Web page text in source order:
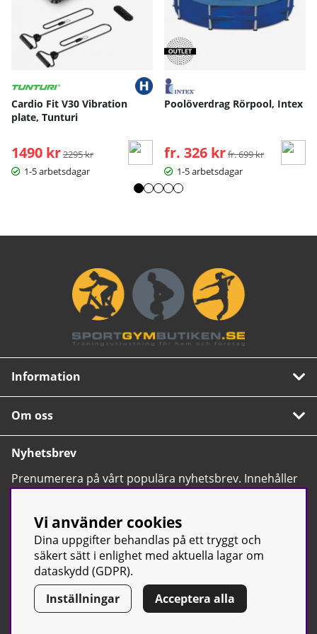
Cardio Fit V30 Vibration
plate, Tunturi
1490 kr Ordinarie pris:
2295 kr
1-5 arbetsdagar
Poolöverdrag Rörpool, Intex
fr. 326 kr Ordinarie pris:
fr. 699 kr
1-5 arbetsdagar
Information
Om oss
Nyhetsbrev
Prenumerera på vårt populära nyhetsbrev. Innehåller
tips, nyheter och våra allra bästa erbjudanden.
© Sport & Gym Butiken JTC AB | Kontakta oss| All rights reserved
| Org.nr: 556668-7058 | Tel: 0500-42 87 00
Vi använder cookies
Dina uppgifter behandlas på ett tryggt och
säkert sätt i enlighet med aktuella lagar om
dataskydd (GDPR).
Inställningar
Acceptera alla